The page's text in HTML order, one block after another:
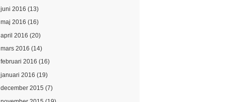
juni 2016 (13)
maj 2016 (16)
april 2016 (20)
mars 2016 (14)
februari 2016 (16)
januari 2016 (19)
december 2015 (7)